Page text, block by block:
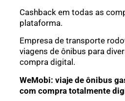
Cashback em todas as
plataforma.
Empresa de transporte
viagens de ônibus para
compra digital.
WeMobi: viaje de ônibus
com compra totalmente